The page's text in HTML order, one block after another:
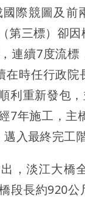
際競圖及前
第三標）卻
連續7度流標
在時任行政院
利重新發包
7年施工，主
入最終完工階
，淡江大橋
段長約920公